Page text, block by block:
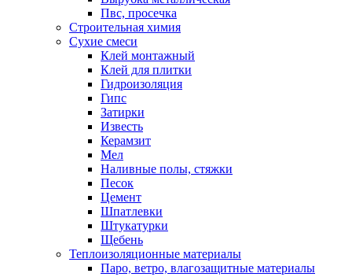
Пвс, просечка
Строительная химия
Сухие смеси
Клей монтажный
Клей для плитки
Гидроизоляция
Гипс
Затирки
Известь
Керамзит
Мел
Наливные полы, стяжки
Песок
Цемент
Шпатлевки
Штукатурки
Щебень
Теплоизоляционные материалы
Паро, ветро, влагозащитные материалы